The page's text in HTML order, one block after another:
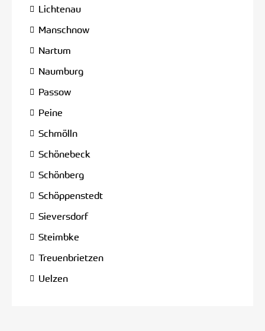
Lichtenau
Manschnow
Nartum
Naumburg
Passow
Peine
Schmölln
Schönebeck
Schönberg
Schöppenstedt
Sieversdorf
Steimbke
Treuenbrietzen
Uelzen